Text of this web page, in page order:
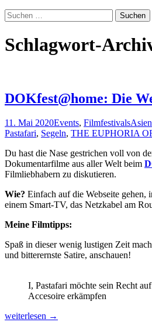
Suchen
nach:
Schlagwort-
DOKfest@home: Die
11. Mai 2020Events, FilmfestivalsAsien
Pastafari, Segeln, THE EUPHORIA
Du hast die Nase gestrichen voll von
Dokumentarfilme aus aller Welt beim
Filmliebhabern zu diskutieren.
Wie? Einfach auf die Webseite gehen,
einem Smart-TV, das Netzkabel am
Meine Filmtipps:
Spaß in dieser wenig lustigen Zeit
und bitterernste Satire, anschauen!
I, Pastafari möchte sein Recht
Accesoire erkämpfen
DOKfest@home:
weiterlesen →